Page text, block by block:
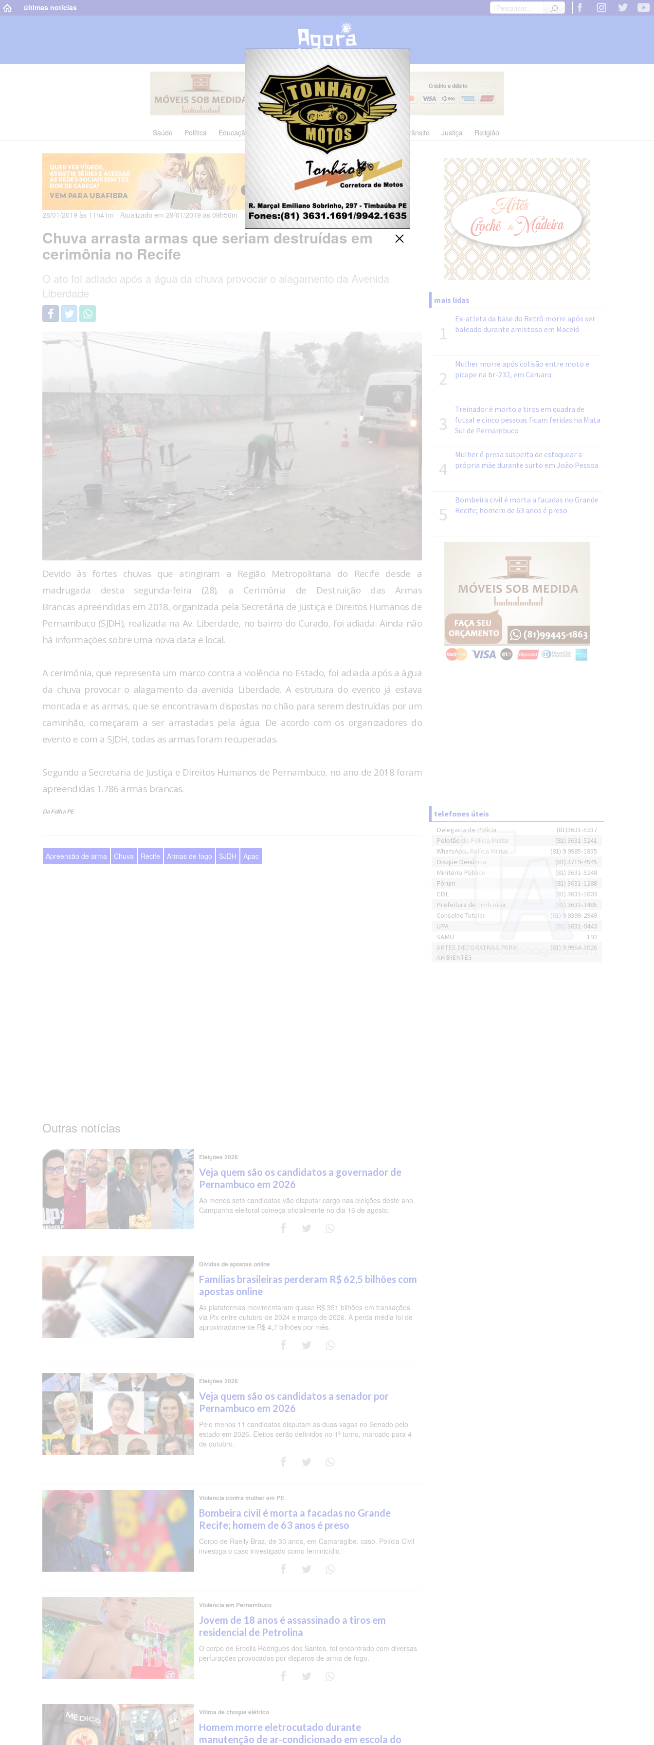
últimas notícias
Saúde Política Educação Cultura Polícia Economia Trânsito Justiça Religião
28/01/2019 às 11h41m - Atualizado em 29/01/2019 às 09h56m
Chuva arrasta armas que seriam destruídas em
cerimônia no Recife
O ato foi adiado após a água da chuva provocar o alagamento da Avenida
Liberdade
Devido às fortes chuvas que atingiram a Região Metropolitana do Recife desde a
madrugada desta segunda-feira (28), a Cerimônia de Destruição das Armas
Brancas apreendidas em 2018, organizada pela Secretária de Justiça e Direitos Humanos de
Pernambuco (SJDH), realizada na Av. Liberdade, no bairro do Curado, foi adiada. Ainda não
há informações sobre uma nova data e local.
A cerimônia, que representa um marco contra a violência no Estado, foi adiada após a água
da chuva provocar o alagamento da avenida Liberdade. A estrutura do evento já estava
montada e as armas, que se encontravam dispostas no chão para serem destruídas por um
caminhão, começaram a ser arrastadas pela água. De acordo com os organizadores do
evento e com a SJDH, todas as armas foram recuperadas.
Segundo a Secretaria de Justiça e Direitos Humanos de Pernambuco, no ano de 2018 foram
apreendidas 1.786 armas brancas.
Da Folha PE
Apreensão de arma Chuva Recife Armas de fogo SJDH Apac
Outras notícias
Eleições 2026
Veja quem são os candidatos a governador de
Pernambuco em 2026
Ao menos sete candidatos vão disputar cargo nas eleições deste ano.
Campanha eleitoral começa oficialmente no dia 16 de agosto.
Dívidas de apostas online
Famílias brasileiras perderam R$ 62,5 bilhões com
apostas online
As plataformas movimentaram quase R$ 351 bilhões em transações
via Pix entre outubro de 2024 e março de 2026. A perda média foi de
aproximadamente R$ 4,7 bilhões por mês.
Eleições 2026
Veja quem são os candidatos a senador por
Pernambuco em 2026
Pelo menos 11 candidatos disputam as duas vagas no Senado pelo
estado em 2026. Eleitos serão definidos no 1º turno, marcado para 4
de outubro.
Violência contra mulher em PE
Bombeira civil é morta a facadas no Grande
Recife; homem de 63 anos é preso
Corpo de Raelly Braz, de 30 anos, em Camaragibe. caso. Polícia Civil
investiga o caso investigado como feminicídio.
Violência em Pernambuco
Jovem de 18 anos é assassinado a tiros em
residencial de Petrolina
O corpo de Ercolis Rodrigues dos Santos, foi encontrado com diversas
perfurações provocadas por disparos de arma de fogo.
Vítima de choque elétrico
Homem morre eletrocutado durante
manutenção de ar-condicionado em escola do
mais lidas
1
Ex-atleta da base do Retrô morre após ser
baleado durante amistoso em Maceió
2
Mulher morre após colisão entre moto e
picape na br-232, em Caruaru
3
Treinador é morto a tiros em quadra de
futsal e cinco pessoas ficam feridas na Mata
Sul de Pernambuco
4
Mulher é presa suspeita de esfaquear a
própria mãe durante surto em João Pessoa
5
Bombeira civil é morta a facadas no Grande
Recife; homem de 63 anos é preso
telefones úteis
Delegacia de Polícia
(81)3631-5237
Pelotão de Polícia Militar
(81) 3631-5241
WhatsApp, Polícia Militar
(81) 9 9985-1855
Disque Denúncia
(81) 3719-4545
Minitério Público
(81) 3631-5248
Fórum
(81) 3631-1288
CDL
(81) 3631-1003
Prefeitura de Timbaúba
(81) 3631-3485
Conselho Tutelar
(81) 9 9399-2949
UPA
(81) 3631-0443
SAMU
192
ARTES DECORATIVAS PARA
AMBIENTES
(81) 9 9964-3026